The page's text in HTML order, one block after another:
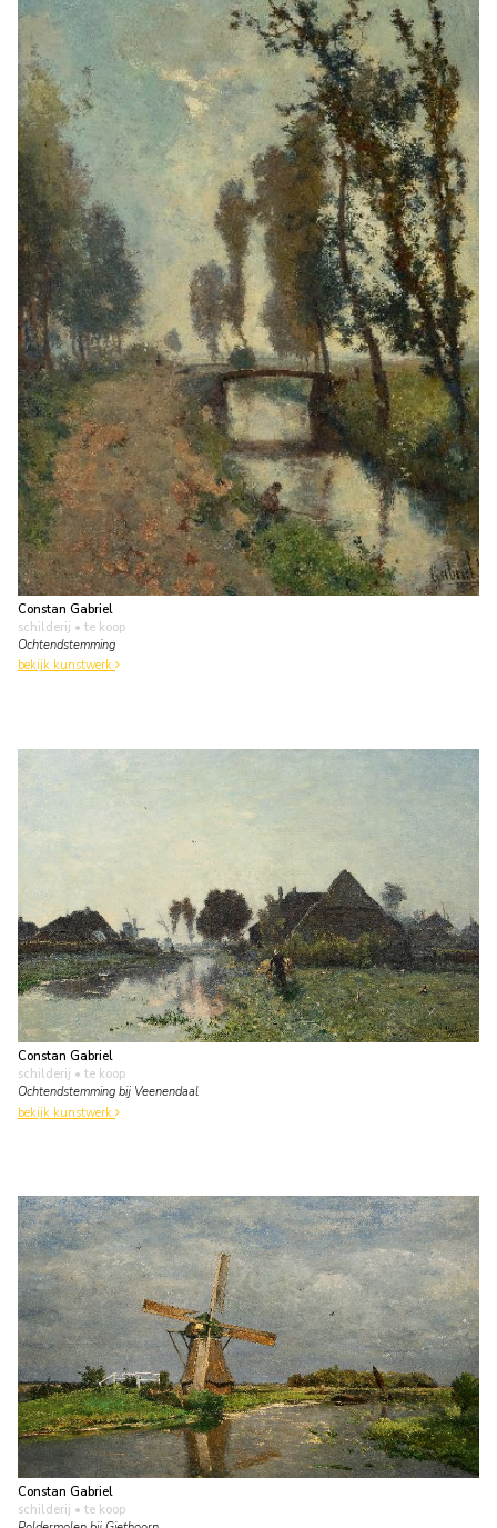
Constan Gabriel
schilderij • te koop
Ochtendstemming
bekijk kunstwerk
Constan Gabriel
schilderij • te koop
Ochtendstemming bij Veenendaal
bekijk kunstwerk
Constan Gabriel
schilderij • te koop